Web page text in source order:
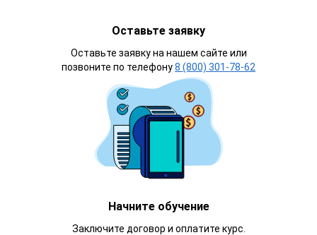
Оставьте заявку
Оставьте заявку на нашем сайте или
позвоните по телефону8 (800) 301-78-62
Начните обучение
Заключите договор и оплатите курс.